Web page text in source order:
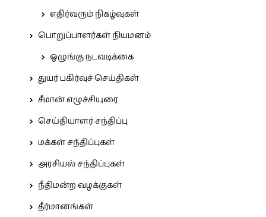
எதிர்வரும் நிகழ்வுகள்
பொறுப்பாளர்கள் நியமனம்
ஒழுங்கு நடவடிக்கை
துயர் பகிர்வுச் செய்திகள்
சீமான் எழுச்சியுரை
செய்தியாளர் சந்திப்பு
மக்கள் சந்திப்புகள்
அரசியல் சந்திப்புகள்
நீதிமன்ற வழக்குகள்
தீர்மானங்கள்